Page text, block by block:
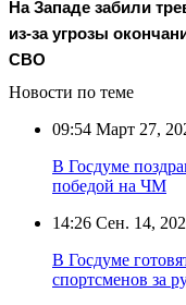
На Западе забили
из-за угрозы
СВО
Новости по теме
09:54 Март 27,
В Госдуме
победой на ЧМ
14:26 Сен. 14,
В Госдуме
спортсменов за